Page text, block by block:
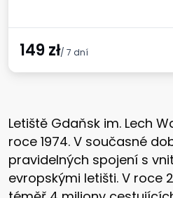
149zł/ 7 dní
Letiště Gdaňsk im. Lech
roce 1974. V současné
pravidelných spojení s
evropskými letišti. V roce